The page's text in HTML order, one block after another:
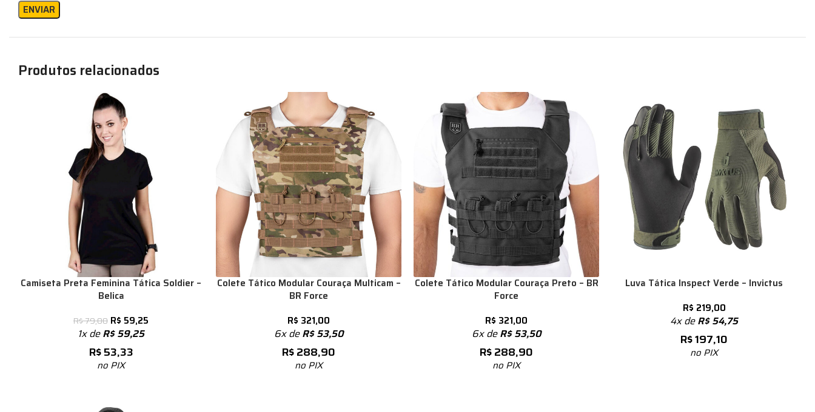
Produtos relacionados
Camiseta Preta Feminina Tática Soldier –
Belica
R$79,00 R$ 59,25
1x deR$59,25
R$53,33
no PIX
Colete Tático Modular Couraça Multicam –
BR Force
R$ 321,00
6x deR$53,50
R$288,90
no PIX
Colete Tático Modular Couraça Preto – BR
Force
R$ 321,00
6x deR$53,50
R$288,90
no PIX
Luva Tática Inspect Verde – Invictus
R$ 219,00
4x deR$54,75
R$197,10
no PIX